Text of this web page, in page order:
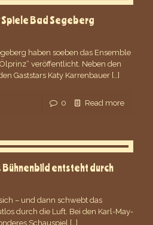
Spiele Bad Segeberg
haben soeben das Ensemble
veröffentlicht. Neben den
Gaststars Katy Karrenbauer […]
0 Read more
entsteht durch
– und dann schwebt das
durch die Luft. Bei den Karl-May-
Schauspiel […]